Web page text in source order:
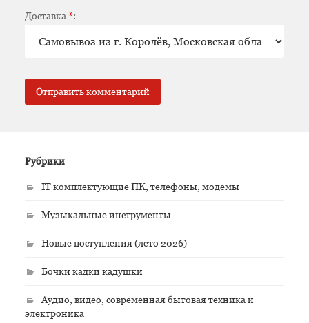
Доставка *:
Рубрики
IT комплектующие ПК, телефоны, модемы
Музыкальные инструменты
Новые поступления (лето 2026)
Бочки кадки кадушки
Аудио, видео, современная бытовая техника и
электроника